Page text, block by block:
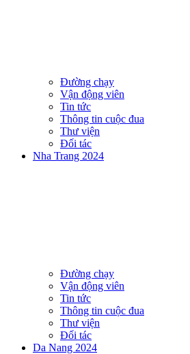
Đường chạy
Vận động viên
Tin tức
Thông tin cuộc đua
Thư viện
Đối tác
Nha Trang 2024
Đường chạy
Vận động viên
Tin tức
Thông tin cuộc đua
Thư viện
Đối tác
Da Nang 2024